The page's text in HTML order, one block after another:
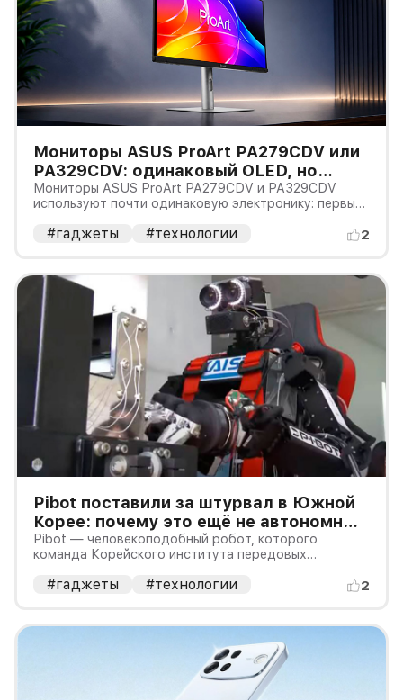
Мониторы ASUS ProArt PA279CDV или
PA329CDV: одинаковый OLED, но
разная плотность пикселей решает
выбор
Мониторы ASUS ProArt PA279CDV и PA329CDV
используют почти одинаковую электронику: первый
31,5 дюйма. У обоих разрешение 3840×2160,
#гаджеты #технологии 2
Pibot поставили за штурвал в Южной
Корее: почему это ещё не автономный
моряк
Pibot — человекоподобный робот, которого
команда Корейского института передовых
пилота самолёта. 23 июля ВМС Южной Кореи
#гаджеты #технологии 2